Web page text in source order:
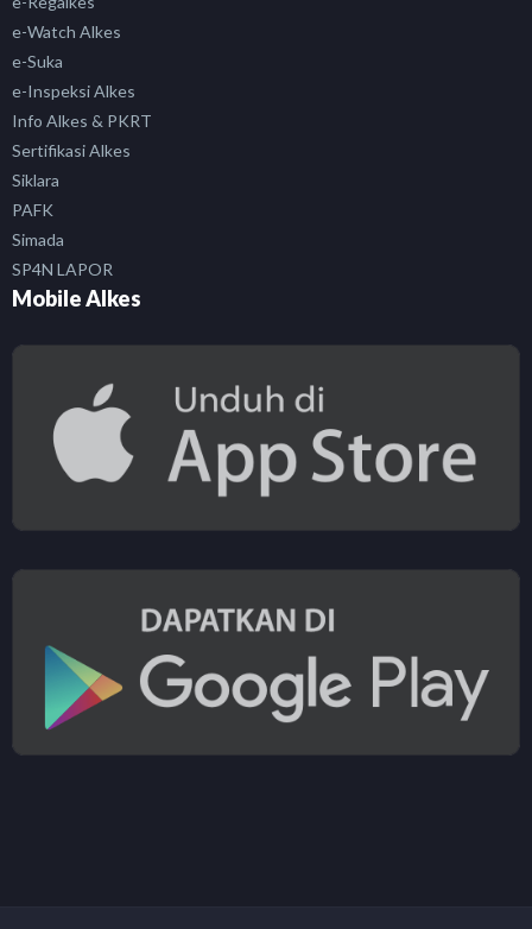
e-Watch Alkes
e-Suka
e-Inspeksi Alkes
Info Alkes & PKRT
Sertifikasi Alkes
Siklara
PAFK
Simada
SP4N LAPOR
Mobile Alkes